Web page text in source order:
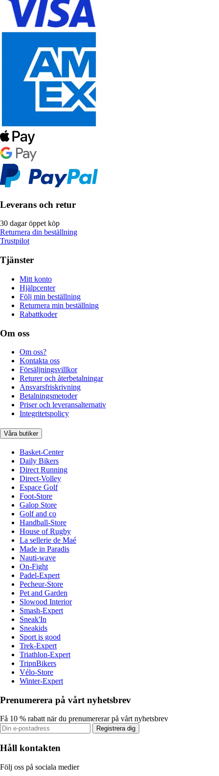
Leverans och retur
30 dagar öppet köp
Returnera din beställning
Trustpilot
Tjänster
Mitt konto
Hjälpcenter
Följ min beställning
Returnera min beställning
Rabattkoder
Om oss
Om oss?
Kontakta oss
Försäljningsvillkor
Returer och återbetalningar
Ansvarsfriskrivning
Betalningsmetoder
Priser och leveransalternativ
Integritetspolicy
Våra butiker
Basket-Center
Daily Bikers
Direct Running
Direct-Volley
Espace Golf
Foot-Store
Galop Store
Golf and co
Handball-Store
House of Rugby
La sellerie de Maé
Made in Paradis
Nauti-wave
On-Fight
Padel-Expert
Pecheur-Store
Pet and Garden
Slowood Interior
Smash-Expert
Sneak'In
Sneakids
Sport is good
Trek-Expert
Triathlon-Expert
TripnBikers
Vélo-Store
Winter-Expert
Prenumerera på vårt nyhetsbrev
Få 10 % rabatt när du prenumererar på vårt nyhetsbrev
Registrera dig
Håll kontakten
Följ oss på sociala medier